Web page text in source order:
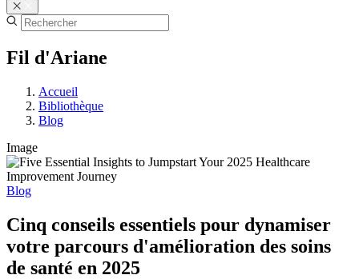
Fil d'Ariane
Accueil
Bibliothèque
Blog
Image
Blog
Cinq conseils essentiels pour dynamiser
votre parcours d'amélioration des soins
de santé en 2025